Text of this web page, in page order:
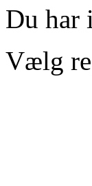
Du har
Vælg